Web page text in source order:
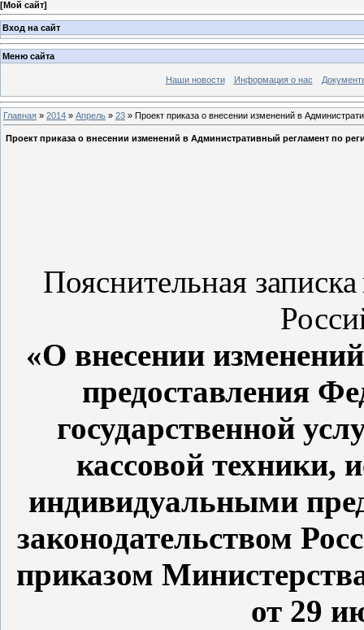
[Мой сайт]
Вход на сайт
Меню сайта
Наши новости Информация о нас
Главная » 2014 » Апрель » 23 » Проект приказа о внесении изменений в
Проект приказа о внесении изменений в Административный регламент по
Пояснительная записка
«О внесении
предоставления
государственной
кассовой техники,
индивидуальными
законодательством
приказом
от 29